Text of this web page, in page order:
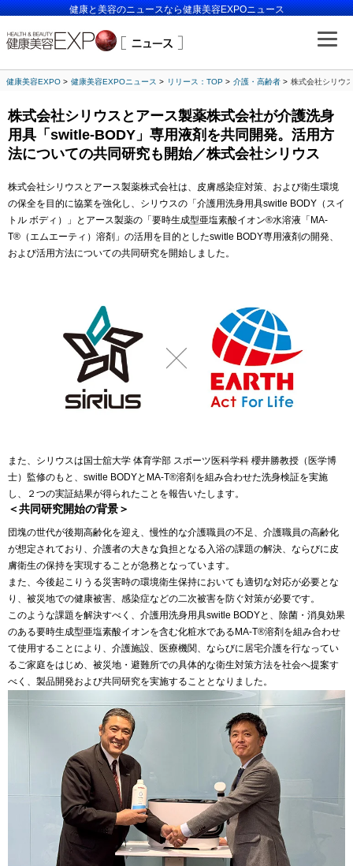
健康と美容のニュースなら健康美容EXPOニュース
健康美容EXPO 健康美容EXPOニュース リリース：TOP 介護・高齢者 株式会社シリウ
株式会社シリウスとアース製薬株式会社が介護洗身
用具「switle-BODY」専用液剤を共同開発。活用方
法についての共同研究も開始／株式会社シリウス
株式会社シリウスとアース製薬株式会社は、皮膚感染症対策、および衛生環境
の保全を目的に協業を強化し、シリウスの「介護用洗身用具switle BODY（スイ
トル ボディ）」とアース製薬の「要時生成型亜塩素酸イオン®︎水溶液「MA-
T®︎（エムエーティ）溶剤」の活用を目的としたswitle BODY専用液剤の開発、
および活用方法についての共同研究を開始しました。
また、シリウスは国士舘大学 体育学部 スポーツ医科学科 櫻井勝教授（医学博
士）監修のもと、switle BODYとMA-T®︎溶剤を組み合わせた洗身検証を実施
し、２つの実証結果が得られたことを報告いたします。
＜共同研究開始の背景＞
団塊の世代が後期高齢化を迎え、慢性的な介護職員の不足、介護職員の高齢化
が想定されており、介護者の大きな負担となる入浴の課題の解決、ならびに皮
膚衛生の保持を実現することが急務となっています。
また、今後起こりうる災害時の環境衛生保持においても適切な対応が必要とな
り、被災地での健康被害、感染症などの二次被害を防ぐ対策が必要です。
このような課題を解決すべく、介護用洗身用具switle BODYと、除菌・消臭効果
のある要時生成型亜塩素酸イオンを含む化粧水であるMA-T®︎溶剤を組み合わせ
て使用することにより、介護施設、医療機関、ならびに居宅介護を行なってい
るご家庭をはじめ、被災地・避難所での具体的な衛生対策方法を社会へ提案す
べく、製品開発および共同研究を実施することとなりました。